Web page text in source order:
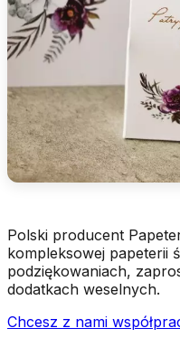
Polski producent
kompleksowej papeterii
podziękowaniach,
dodatkach weselnych.
Chcesz z nami